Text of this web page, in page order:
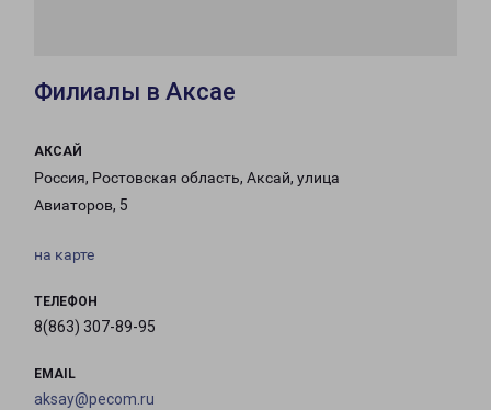
Филиалы в Аксае
АКСАЙ
Россия, Ростовская область, Аксай, улица
Авиаторов, 5
на карте
ТЕЛЕФОН
8(863) 307-89-95
EMAIL
aksay@pecom.ru